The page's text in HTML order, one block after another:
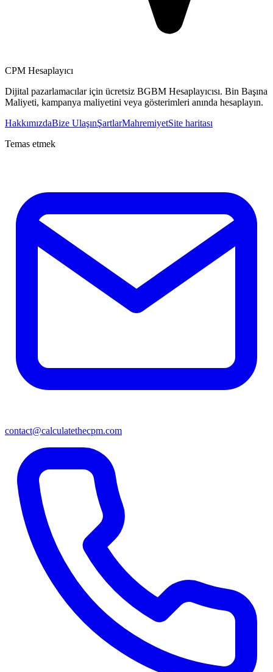
CPM Hesaplayıcı
Dijital pazarlamacılar için ücretsiz BGBM Hesaplayıcısı. Bin Başına
Maliyeti, kampanya maliyetini veya gösterimleri anında hesaplayın.
HakkımızdaBize UlaşınŞartlarMahremiyetSite haritası
Temas etmek
contact@calculatethecpm.com